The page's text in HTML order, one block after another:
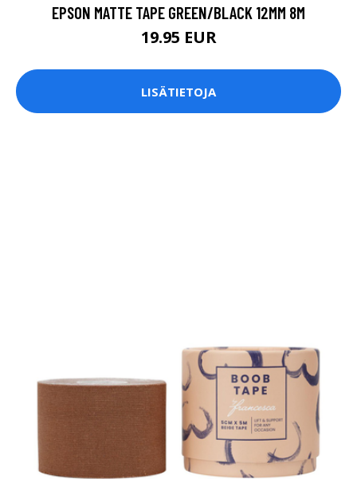
EPSON MATTE TAPE GREEN/BLACK 12MM 8M
19.95 EUR
LISÄTIETOJA